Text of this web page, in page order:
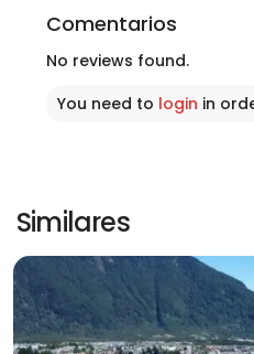
Comentarios
No reviews found.
You need to login in
Similares
Aysén
Aysén